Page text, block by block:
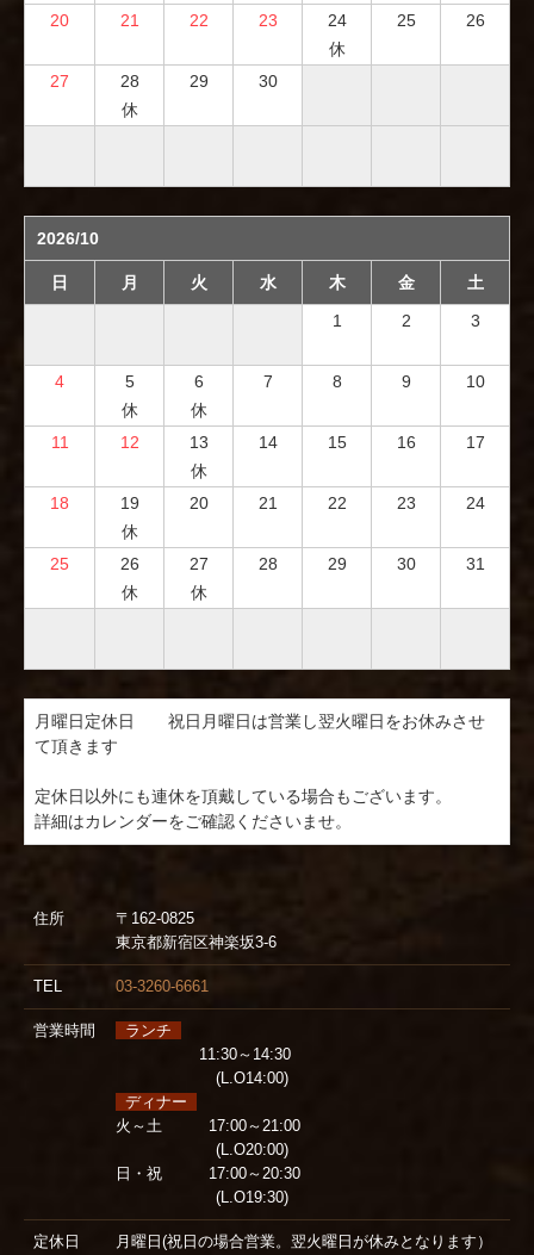
20 21 22 23
24
休
25 26
27
28
休
29 30
2026/10
日 月 火 水 木 金
土
1
2 3
4
5
休
6
休
7 8 9 10
11 12
13
休
14 15 16 17
18
19
休
20 21 22 23 24
25
26
休
27
休
28 29 30 31
月曜日定休日　　祝日月曜日は営業し翌火曜日をお休みさせ
て頂きます
定休日以外にも連休を頂戴している場合もございます。
住所
〒162-0825
東京都新宿区神楽坂3-6
TEL 03-3260-6661
営業時間
ランチ
11:30～14:30
(L.O14:00)
ディナー
火～土 17:00～21:00
(L.O20:00)
日・祝 17:00～20:30
(L.O19:30)
定休日 月曜日(祝日の場合営業。翌火曜日が休みとなります）